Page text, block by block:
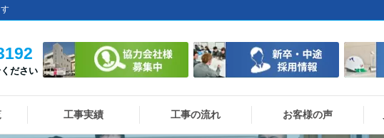
ださい
工事実績 工事の流れ お客様の声